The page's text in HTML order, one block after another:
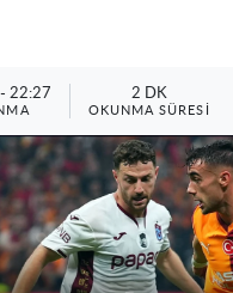
22:27 2 DK
OKUNMA SÜRESI
İlanlar
Haberleri
Arşivi